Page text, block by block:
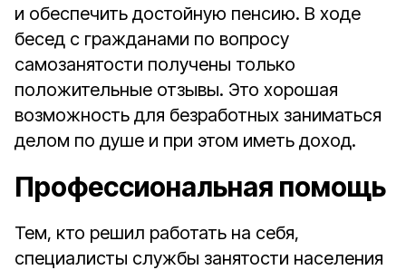
и обеспечить достойную пенсию. В ходе
бесед с гражданами по вопросу
самозанятости получены только
положительные отзывы. Это хорошая
возможность для безработных заниматься
делом по душе и при этом иметь доход.
Профессиональная помощь
Тем, кто решил работать на себя,
специалисты службы занятости населения